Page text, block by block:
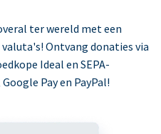
ter wereld met een
Ontvang donaties via
Ideal en SEPA-
Pay en PayPal!